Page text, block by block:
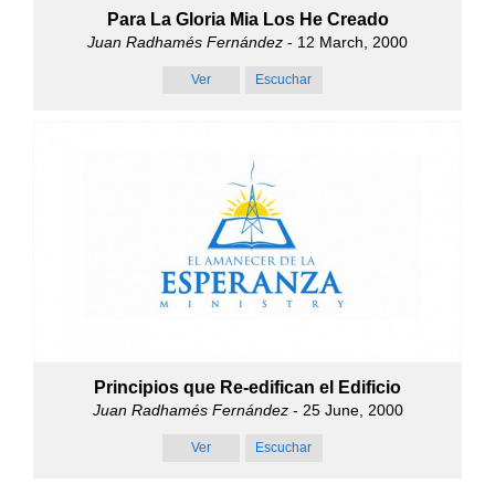
Para La Gloria Mia Los He Creado
Juan Radhamés Fernández - 12 March, 2000
Ver Escuchar
Principios que Re-edifican el Edificio
Juan Radhamés Fernández- 25 June, 2000
Ver Escuchar